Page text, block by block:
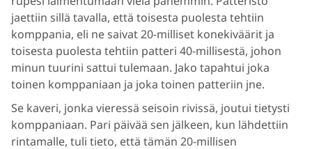
jaettiin sillä tavalla, että toisesta puolesta tehtiin
komppania, eli ne saivat 20-milliset konekiväärit ja
toisesta puolesta tehtiin patteri 40-millisestä, johon
minun tuurini sattui tulemaan. Jako tapahtui joka
toinen komppaniaan ja joka toinen patteriin jne.
Se kaveri, jonka vieressä seisoin rivissä, joutui tietysti
komppaniaan. Pari päivää sen jälkeen, kun lähdettiin
rintamalle, tuli tieto, että tämän 20-millisen